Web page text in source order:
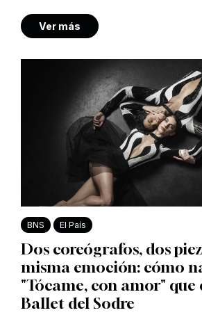
Ver más
BNS El País
Dos coreógrafos, dos
misma emoción: cómo
"Tócame, con amor" que
Ballet del Sodre